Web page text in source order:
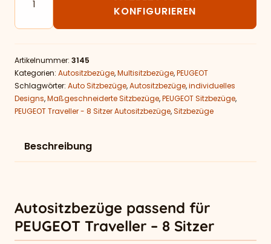
KONFIGURIEREN
Artikelnummer: 3145
Kategorien: Autositzbezüge,Multisitzbezüge,PEUGEOT
Schlagwörter: Auto Sitzbezüge,Autositzbezüge,individuelles
Designs,Maßgeschneiderte Sitzbezüge,PEUGEOT Sitzbezüge,
PEUGEOT Traveller - 8 Sitzer Autositzbezüge,Sitzbezüge
Beschreibung
Autositzbezüge passend für
PEUGEOT Traveller – 8 Sitzer